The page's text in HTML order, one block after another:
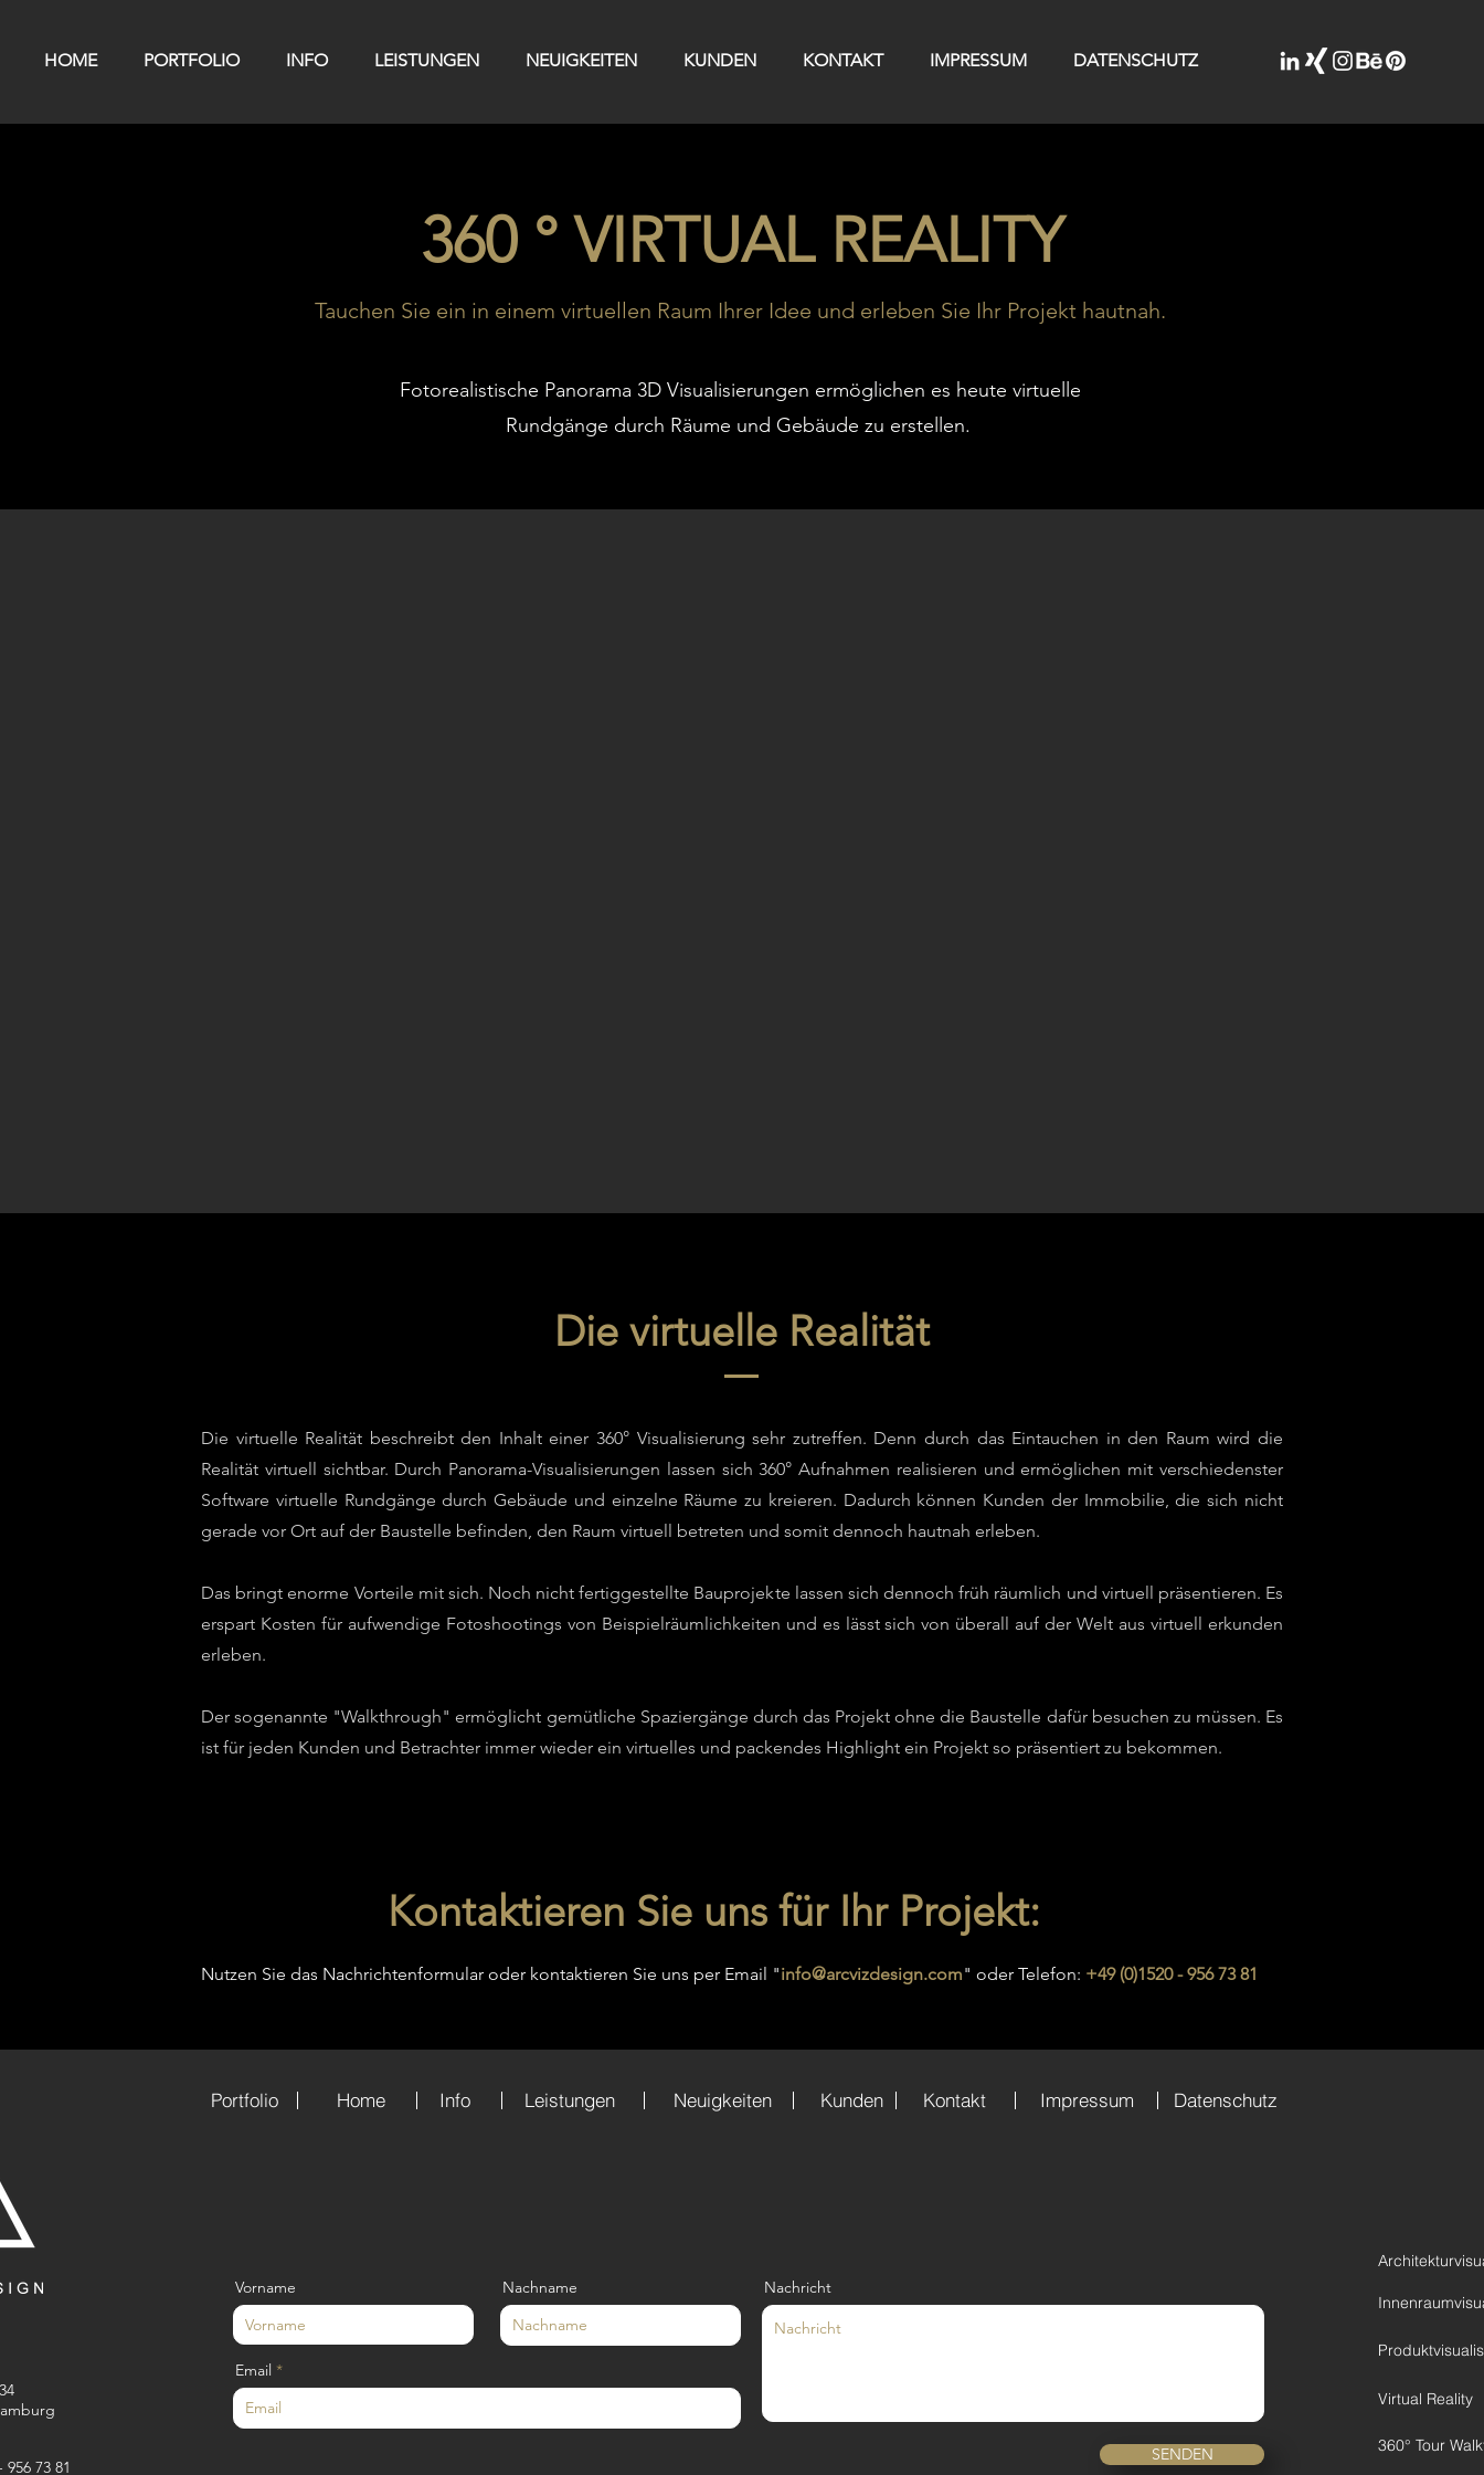
360 ° VIRTUAL REALITY
Tauchen Sie ein in einem virtuellen Raum Ihrer Idee und erleben Sie Ihr Projekt hautnah.
Fotorealistische Panorama 3D Visualisierungen ermöglichen es heute virtuelle
Rundgänge durch Räume und Gebäude zu erstellen.
Die virtuelle Realität
Die virtuelle Realität beschreibt den Inhalt einer 360° Visualisierung sehr zutreffen. Denn durch das Eintauchen in den Raum wird die
Realität virtuell sichtbar. Durch Panorama-Visualisierungen lassen sich 360° Aufnahmen realisieren und ermöglichen mit verschiedenster
Software virtuelle Rundgänge durch Gebäude und einzelne Räume zu kreieren. Dadurch können Kunden der Immobilie, die sich nicht
gerade vor Ort auf der Baustelle befinden, den Raum virtuell betreten und somit dennoch hautnah erleben.
Das bringt enorme Vorteile mit sich. Noch nicht fertiggestellte Bauprojekte lassen sich dennoch früh räumlich und virtuell präsentieren. Es
erspart Kosten für aufwendige Fotoshootings von Beispielräumlichkeiten und es lässt sich von überall auf der Welt aus virtuell erkunden
erleben.
Der sogenannte "Walkthrough" ermöglicht gemütliche Spaziergänge durch das Projekt ohne die Baustelle dafür besuchen zu müssen. Es
ist für jeden Kunden und Betrachter immer wieder ein virtuelles und packendes Highlight ein Projekt so präsentiert zu bekommen.
Kontaktieren Sie uns für Ihr Projekt:
Nutzen Sie das Nachrichtenformular oder kontaktieren Sie uns per Email "info@arcvizdesign.com" oder Telefon: +49 (0)1520 - 956 73 81
HOME PORTFOLIO INFO LEISTUNGEN NEUIGKEITEN KUNDEN KONTAKT IMPRESSUM DATENSCHUTZ
Portfolio Home Info Leistungen Neuigkeiten Kunden Kontakt Impressum Datenschutz
956 73 81
Vorname Nachname
Email
Nachricht
SENDEN
Virtual Reality
360° Tour